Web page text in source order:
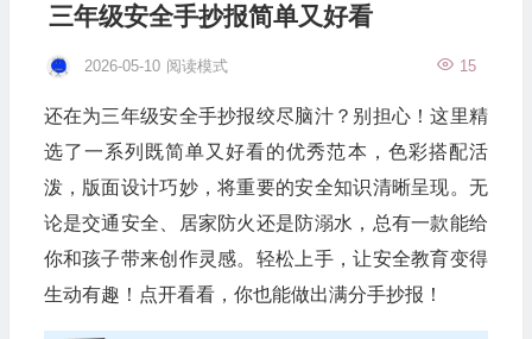
三年级安全手抄报简单又好看
2026-05-10 15
阅读模式
还在为三年级安全手抄报绞尽脑汁？别担心！这里精
选了一系列既简单又好看的优秀范本，色彩搭配活
泼，版面设计巧妙，将重要的安全知识清晰呈现。无
论是交通安全、居家防火还是防溺水，总有一款能给
你和孩子带来创作灵感。轻松上手，让安全教育变得
生动有趣！点开看看，你也能做出满分手抄报！